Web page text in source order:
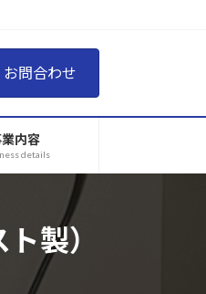
お問合わせ
内容
details
製）